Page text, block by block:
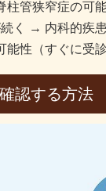
柱管狭窄症の可
く → 内科的疾
性（すぐに受診
認する方法